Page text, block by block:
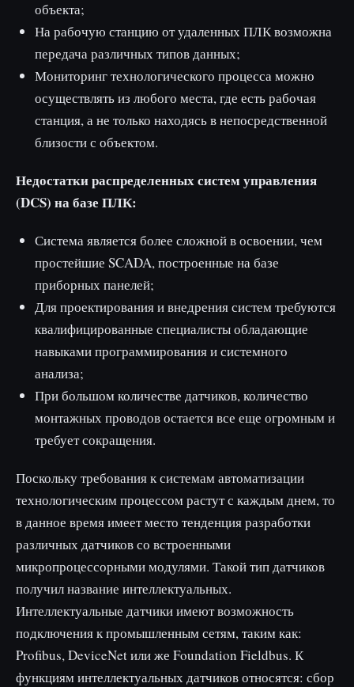
объекта;
На рабочую станцию от удаленных ПЛК возможна
передача различных типов данных;
Мониторинг технологического процесса можно
осуществлять из любого места, где есть рабочая
станция, а не только находясь в непосредственной
близости с объектом.
Недостатки распределенных систем управления
(DCS) на базе ПЛК:
Система является более сложной в освоении, чем
простейшие SCADA, построенные на базе
приборных панелей;
Для проектирования и внедрения систем требуются
квалифицированные специалисты обладающие
навыками программирования и системного
анализа;
При большом количестве датчиков, количество
монтажных проводов остается все еще огромным и
требует сокращения.
Поскольку требования к системам автоматизации
технологическим процессом растут с каждым днем, то
в данное время имеет место тенденция разработки
различных датчиков со встроенными
микропроцессорными модулями. Такой тип датчиков
получил название интеллектуальных.
Интеллектуальные датчики имеют возможность
подключения к промышленным сетям, таким как:
Profibus, DeviceNet или же Foundation Fieldbus. К
функциям интеллектуальных датчиков относятся: сбор